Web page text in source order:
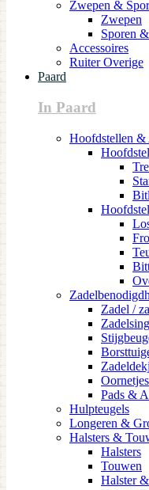
Zwepen &
Zwepen
Sporen
Accessoires
Ruiter Overige
Paard
In Paard
Hoofdstellen &
Zadel /
Oornetjes
Pads &
Hulpteugels
Longeren &
Halsters &
Halsters
Touwen
Halster